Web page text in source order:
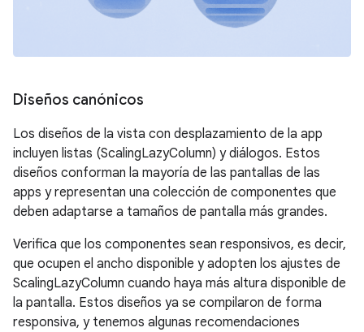
Diseños canónicos
Los diseños de la vista con desplazamiento de la app
incluyen listas (ScalingLazyColumn) y diálogos. Estos
diseños conforman la mayoría de las pantallas de las
apps y representan una colección de componentes que
deben adaptarse a tamaños de pantalla más grandes.
Verifica que los componentes sean responsivos, es decir,
que ocupen el ancho disponible y adopten los ajustes de
ScalingLazyColumn cuando haya más altura disponible de
la pantalla. Estos diseños ya se compilaron de forma
responsiva, y tenemos algunas recomendaciones